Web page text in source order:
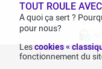
1001pneus -
TOUT ROULE
A quoi ça sert ?
pour nous?
Lescookies «
fonctionnement du